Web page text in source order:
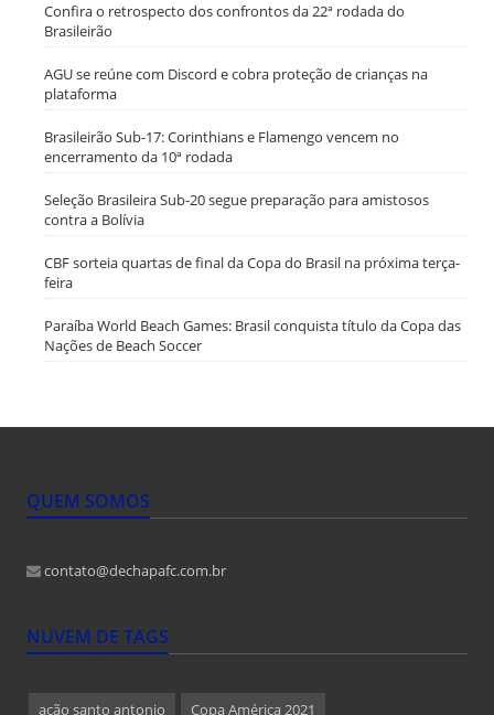
Confira o retrospecto dos confrontos da 22ª rodada do
Brasileirão
AGU se reúne com Discord e cobra proteção de crianças na
plataforma
Brasileirão Sub-17: Corinthians e Flamengo vencem no
encerramento da 10ª rodada
Seleção Brasileira Sub-20 segue preparação para amistosos
contra a Bolívia
CBF sorteia quartas de final da Copa do Brasil na próxima terça-
feira
Paraíba World Beach Games: Brasil conquista título da Copa das
Nações de Beach Soccer
QUEM SOMOS
contato@dechapafc.com.br
NUVEM DE TAGS
ação santo antonio Copa América 2021